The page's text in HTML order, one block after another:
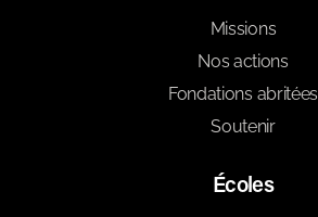
Missions
Nos actions
Fondations abritées
Soutenir
Écoles